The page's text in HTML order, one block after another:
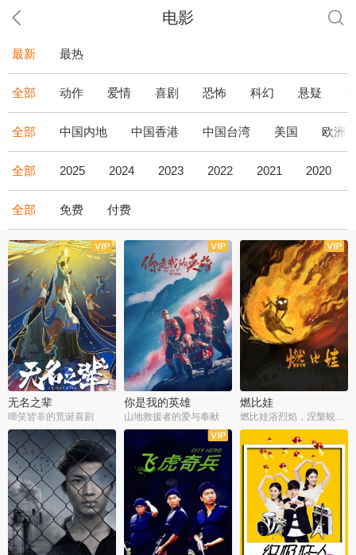
电影
最新 最热
全部 动作 爱情 喜剧 恐怖 科幻 悬疑
全部 中国内地 中国香港 中国台湾 美国 欧洲
全部 2025 2024 2023 2022 2021 2020
全部 免费 付费
无名之辈
啼笑皆非的荒诞喜剧
你是我的英雄
山地救援者的爱与奉献
燃比娃
燃比娃浴烈焰，涅槃蜕变成人